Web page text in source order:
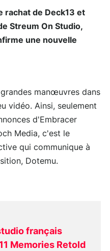
rachat de Deck13 et
Streum On Studio,
une nouvelle
manœuvres dans
vidéo. Ainsi, seulement
d'Embracer
Media, c'est le
qui communique à
Dotemu.
français
Memories Retold